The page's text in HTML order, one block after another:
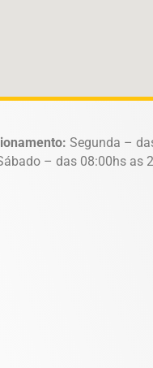
Segunda –
– das 08:00hs as